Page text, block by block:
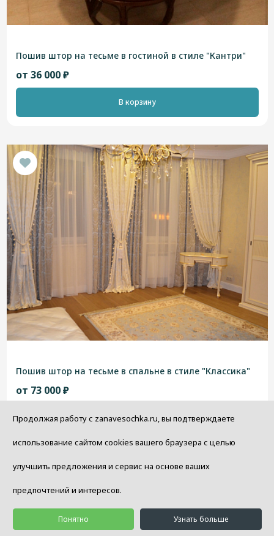
Пошив штор на тесьме в гостиной в стиле "Кантри"
от 36 000 ₽
В корзину
Пошив штор на тесьме в спальне в стиле "Классика"
от 73 000 ₽
В корзину
Показать еще
Продолжая работу с zanavesochka.ru, вы подтверждаете
использование сайтом cookies вашего браузера с целью
улучшить предложения и сервис на основе ваших
предпочтений и интересов.
Понятно Узнать больше